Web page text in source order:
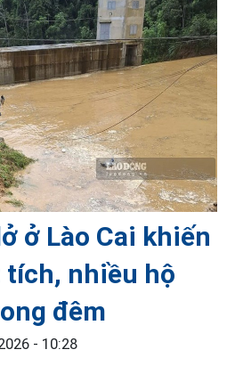
ở Lào Cai khiến
nhiều hộ
đêm
- 10:28